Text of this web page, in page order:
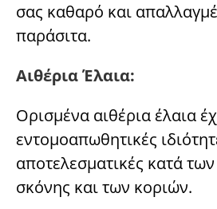
σας καθαρό και
παράσιτα.
Αιθέρια Έλαια:
Ορισμένα αιθέρια έλαια
εντομοαπωθητικές
αποτελεσματικές κατά
σκόνης και των κοριών.